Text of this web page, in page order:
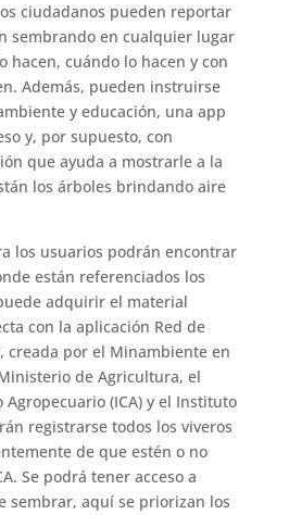
ciudadanos pueden reportar
sembrando en cualquier lugar
hacen, cuándo lo hacen y con
Además, pueden instruirse
y educación, una app
y, por supuesto, con
que ayuda a mostrarle a la
los árboles brindando aire
los usuarios podrán encontrar
están referenciados los
adquirir el material
con la aplicación Red de
creada por el Minambiente en
de Agricultura, el
(ICA) y el Instituto
registrarse todos los viveros
de que estén o no
Se podrá tener acceso a
sembrar, aquí se priorizan los